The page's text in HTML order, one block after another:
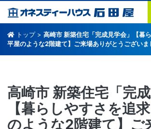
トップ> 高崎市 新築住宅「完成見学会」【暮
平屋のような2階建て】ご来場ありがとうございま
高崎市 新築住宅「完成
【暮らしやすさを追
のような2階建て】ご